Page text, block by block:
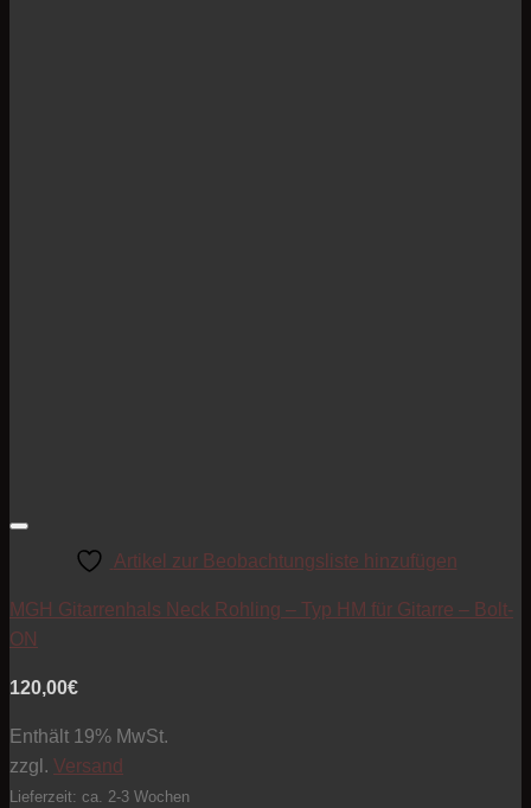
Artikel zur Beobachtungsliste hinzufügen
MGH Gitarrenhals Neck Rohling – Typ HM für Gitarre – Bolt-
ON
120,00€
Enthält 19% MwSt.
zzgl. Versand
Lieferzeit: ca. 2-3 Wochen